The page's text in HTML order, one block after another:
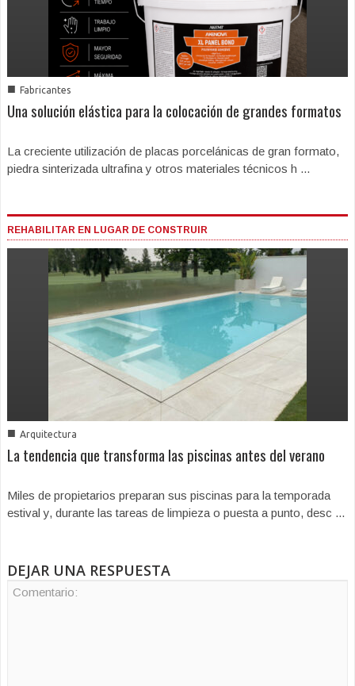
■ Fabricantes
Una solución elástica para la colocación de grandes formatos
La creciente utilización de placas porcelánicas de gran formato,
piedra sinterizada ultrafina y otros materiales técnicos h ...
REHABILITAR EN LUGAR DE CONSTRUIR
■ Arquitectura
La tendencia que transforma las piscinas antes del verano
Miles de propietarios preparan sus piscinas para la temporada
estival y, durante las tareas de limpieza o puesta a punto, desc ...
DEJAR UNA RESPUESTA